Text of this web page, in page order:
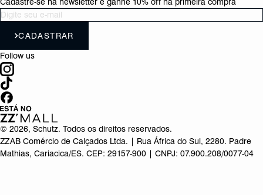
CADASTRAR
Follow us
© 2026, Schutz. Todos os direitos reservados.
ZZAB Comércio de Calçados Ltda. | Rua África do Sul, 2280. Padre
Mathias, Cariacica/ES. CEP: 29157-900 | CNPJ: 07.900.208/0077-04